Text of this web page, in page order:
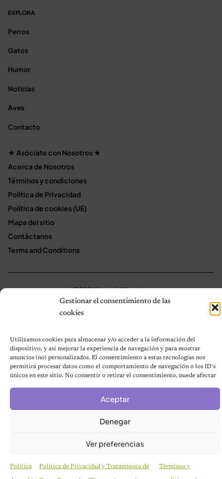
Gestionar el consentimiento de las
cookies
Utilizamos cookies para almacenar y/o acceder a la información del
dispositivo, y así mejorar la experiencia de navegación y para mostrar
anuncios (no) personalizados. El consentimiento a estas tecnologías nos
permitirá procesar datos como el comportamiento de navegación o los ID's
únicos en este sitio. No consentir o retirar el consentimiento, puede afectar
Aceptar
Denegar
Ver preferencias
Política Política de Privacidad y Tratamiento de Términos y
EXPLORA
Perros
Gatos
Humor
Noticias
Aves
Contacto
★ Asóciate con Nosotros ★
Acerca de Nosotros
Términos y condiciones
Política de Privacidad
Política de cookies (UE)
Mapa del sitio
Contáctanos
Terms and Conditions
© 2026 Notas de Mascotas
Política de privacidad